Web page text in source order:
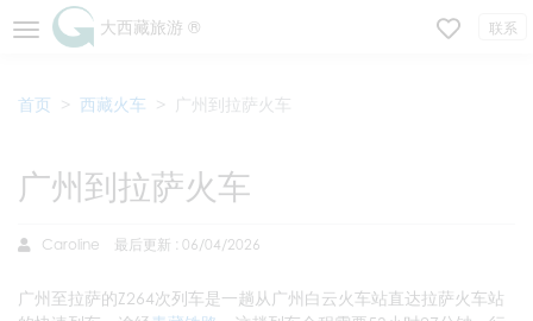
大西藏旅游 ® 联系
首页 西藏火车 广州到拉萨火车
广州到拉萨火车
Caroline 最后更新 : 06/04/2026
广州至拉萨的Z264次列车是一趟从广州白云火车站直达拉萨火车站